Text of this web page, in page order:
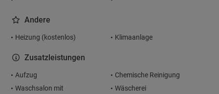
Andere
Heizung (kostenlos) Klimaanlage
Zusatzleistungen
Aufzug
Chemische Reinigung
Waschsalon mit
Wäscherei